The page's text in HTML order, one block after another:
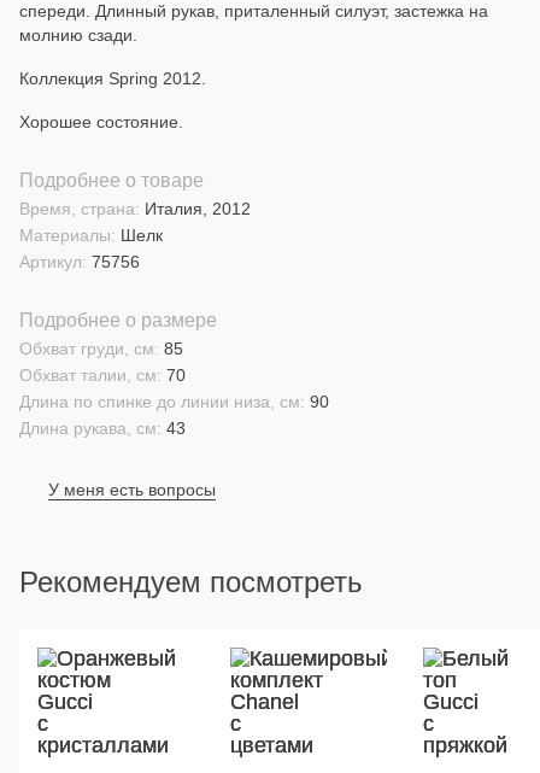
спереди. Длинный рукав, приталенный силуэт, застежка на
молнию сзади.
Коллекция Spring 2012.
Хорошее состояние.
Подробнее о товаре
Материалы: Шелк
Время, страна: Италия, 2012
Артикул: 75756
Подробнее о размере
Длина рукава, см: 43
Длина по спинке до линии низа, см: 90
Обхват талии, см: 70
Обхват груди, см: 85
У меня есть вопросы
Рекомендуем посмотреть